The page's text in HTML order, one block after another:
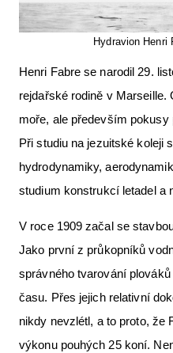
Hydravion Henri
Henri Fabre se narodil 29.
rejdařské rodině v Marseille.
moře, ale především
Při studiu na jezuitské koleji
hydrodynamiky,
studium konstrukcí letadel a
V roce 1909 začal se
Jako první z průkopníků
správného tvarování
času. Přes jejich relativní
nikdy nevzlétl, a to proto, že
výkonu pouhých 25 koní.
The
Nabídky